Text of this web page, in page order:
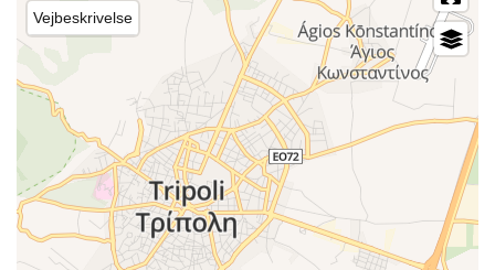
Vejbeskrivelse